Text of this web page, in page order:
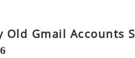
Old Gmail Accounts S